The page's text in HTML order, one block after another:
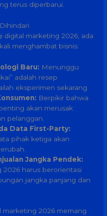
terus diperbarui.
digital marketing 2026, ada
menghambat bisnis:
Baru: Menunggu
adalah resep
eksperimen sekarang.
Berpikir bahwa
akan merusak
pelanggan.
Data First-Party:
pihak ketiga akan
Jangka Pendek:
2026 harus berorientasi
jangka panjang dan
marketing 2026 memang